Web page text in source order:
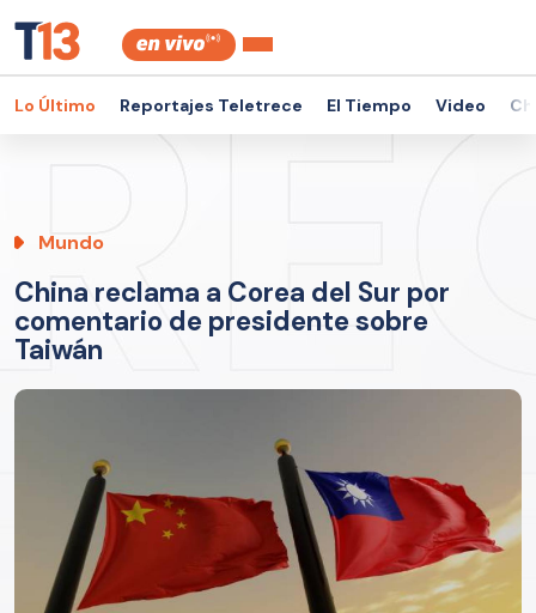
Lo Último Reportajes Teletrece El Tiempo Video
Mundo
China reclama a Corea del Sur por
comentario de presidente sobre
Taiwán